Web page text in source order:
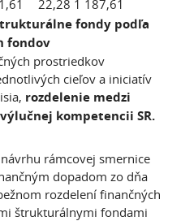
22,28 1 187,61
fondy podľa
fondov
prostriedkov
cieľov a iniciatív
rozdelenie medzi
kompetencii SR.
rámcovej smernice
dopadom zo dňa
rozdelení finančných
štrukturálnymi fondami